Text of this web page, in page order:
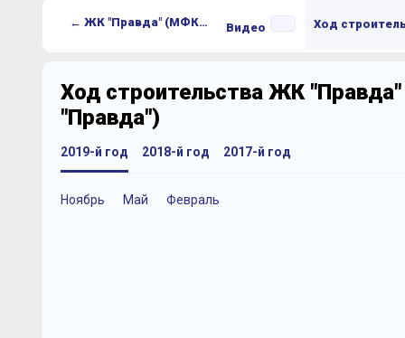
← ЖК "Правда" (МФК "Правда") Видео Ход
Ход строительства ЖК
"Правда")
2019-й год
Ноябрь Май Февраль
2018-й год 2017-й год